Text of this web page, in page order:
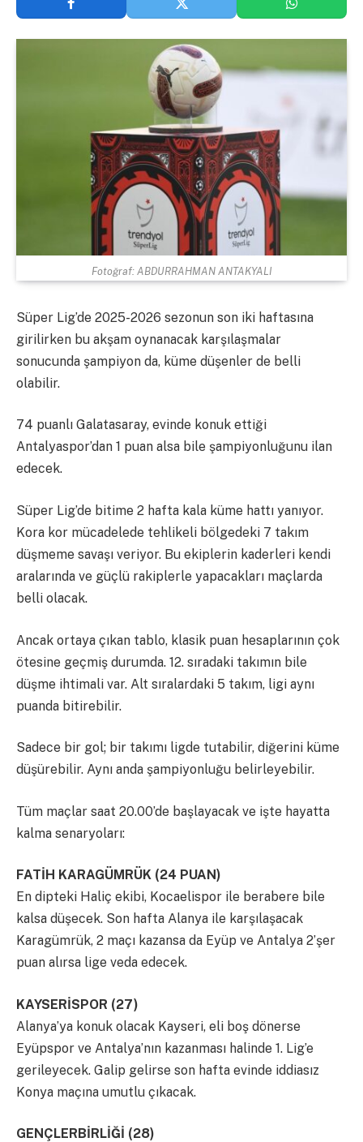
Fotoğraf: ABDURRAHMAN ANTAKYALI
Süper Lig’de 2025-2026 sezonun son iki haftasına
girilirken bu akşam oynanacak karşılaşmalar
sonucunda şampiyon da, küme düşenler de belli
olabilir.
74 puanlı Galatasaray, evinde konuk ettiği
Antalyaspor’dan 1 puan alsa bile şampiyonluğunu ilan
edecek.
Süper Lig’de bitime 2 hafta kala küme hattı yanıyor.
Kora kor mücadelede tehlikeli bölgedeki 7 takım
düşmeme savaşı veriyor. Bu ekiplerin kaderleri kendi
aralarında ve güçlü rakiplerle yapacakları maçlarda
belli olacak.
Ancak ortaya çıkan tablo, klasik puan hesaplarının çok
ötesine geçmiş durumda. 12. sıradaki takımın bile
düşme ihtimali var. Alt sıralardaki 5 takım, ligi aynı
puanda bitirebilir.
Sadece bir gol; bir takımı ligde tutabilir, diğerini küme
düşürebilir. Aynı anda şampiyonluğu belirleyebilir.
Tüm maçlar saat 20.00’de başlayacak ve işte hayatta
kalma senaryoları:
FATİH KARAGÜMRÜK (24 PUAN)
En dipteki Haliç ekibi, Kocaelispor ile berabere bile
kalsa düşecek. Son hafta Alanya ile karşılaşacak
Karagümrük, 2 maçı kazansa da Eyüp ve Antalya 2’şer
puan alırsa lige veda edecek.
KAYSERİSPOR (27)
Alanya’ya konuk olacak Kayseri, eli boş dönerse
Eyüpspor ve Antalya’nın kazanması halinde 1. Lig’e
gerileyecek. Galip gelirse son hafta evinde iddiasız
Konya maçına umutlu çıkacak.
GENÇLERBİRLİĞİ (28)